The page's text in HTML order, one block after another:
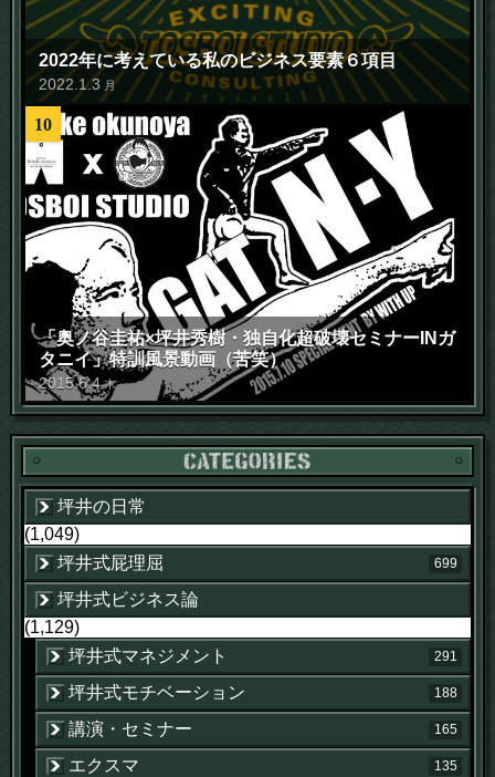
2022年に考えている私のビジネス要素６項目
2022.1.3 月
10
「奥ノ谷圭祐×坪井秀樹・独自化超破壊セミナーINガ
タニイ」特訓風景動画（苦笑）
2015.6.4 木
坪井の日常
(1,049)
坪井式屁理屈
699
坪井式ビジネス論
(1,129)
坪井式マネジメント
291
坪井式モチベーション 188
講演・セミナー 165
エクスマ 135